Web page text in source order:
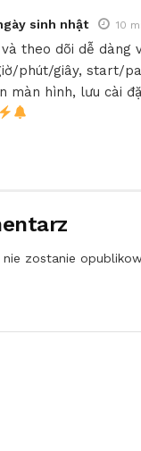
sinh nhật 10
theo dõi dễ dàng
phút/giây, start/
màn hình, lưu cài
zostanie